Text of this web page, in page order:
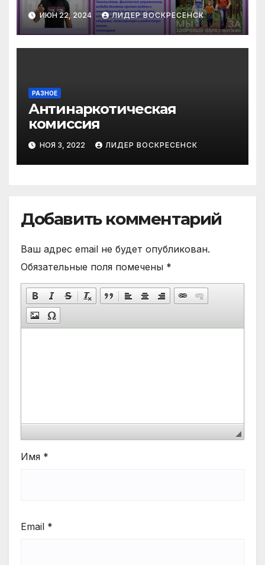
профилактика
наркомании»
ИЮН 22, 2024 ЛИДЕР ВОСКРЕСЕНСК
РАЗНОЕ
Антинаркотическая
комиссия
НОЯ 3, 2022 ЛИДЕР ВОСКРЕСЕНСК
Добавить комментарий
Ваш адрес email не будет опубликован.
Обязательные поля помечены *
Имя *
Email *